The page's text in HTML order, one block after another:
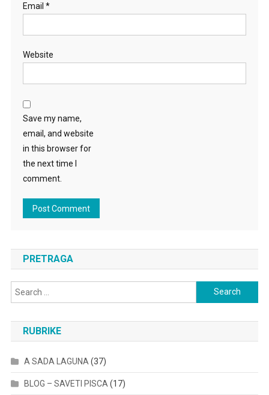
Email *
Website
Save my name,
email, and website
in this browser for
the next time I
comment.
PRETRAGA
Search
for:
RUBRIKE
A SADA LAGUNA (37)
BLOG – SAVETI PISCA (17)